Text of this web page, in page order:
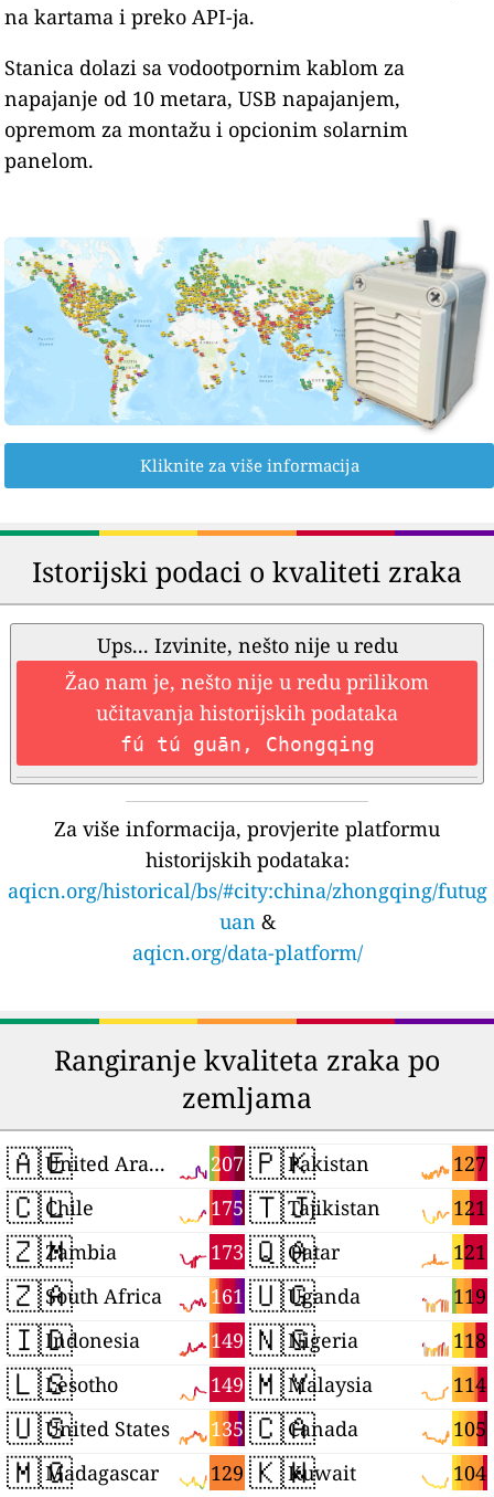
na kartama i preko API-ja.
Stanica dolazi sa vodootpornim kablom za
napajanje od 10 metara, USB napajanjem,
opremom za montažu i opcionim solarnim
panelom.
Kliknite za više informacija
Istorijski podaci o kvaliteti zraka
Ups... Izvinite, nešto nije u redu
Žao nam je, nešto nije u redu prilikom
učitavanja historijskih podataka
fú tú guān, Chongqing
Za više informacija, provjerite platformu
historijskih podataka:
aqicn.org/historical/bs/#city:china/zhongqing/futug
uan &
aqicn.org/data-platform/
Rangiranje kvaliteta zraka po
zemljama
🇦🇪 207
United Arab Emirates
🇨🇱 175
Chile
🇿🇲 173
Zambia
🇿🇦 161
South Africa
🇮🇩 149
Indonesia
🇱🇸 149
Lesotho
🇺🇸 135
United States
🇲🇬 129
Madagascar
🇵🇰 127
Pakistan
🇹🇯 121
Tajikistan
🇶🇦 121
Qatar
🇺🇬 119
Uganda
🇳🇬 118
Nigeria
🇲🇾 114
Malaysia
🇨🇦 105
Canada
🇰🇼 104
Kuwait